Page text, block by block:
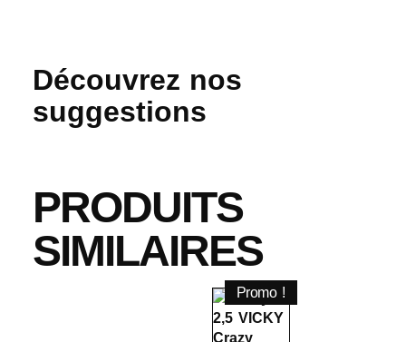
Découvrez nos
suggestions
PRODUITS
SIMILAIRES
Promo !